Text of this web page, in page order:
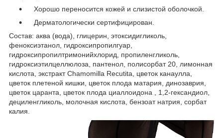
Хорошо переносится кожей и слизистой оболочкой.
Дерматологически сертифицирован.
Состав: аква (вода), глицерин, этоксидигликоль,
феноксиэтанол, гидроксипропилгуар,
гидроксипропилтримонийхлорид, пропиленгликоль,
гидроксиэтилцеллюлоза, пантенол, полисорбат 20, лимонная
кислота, экстракт Chamomilla Recutita, цветок канаулла,
цветок плетеной кишки, цветок плода матария, динозаврия,
цветок царанта, цветок плода циаллоидона , 1,2-гександиол,
дециленгликоль, молочная кислота, бензоат натрия, сорбат
калия.